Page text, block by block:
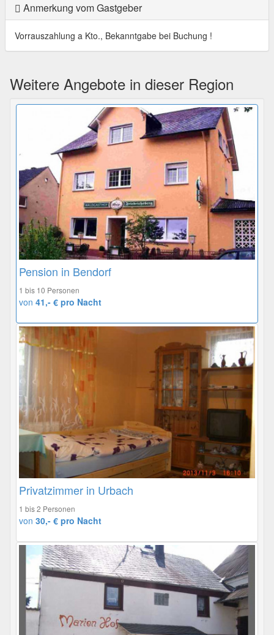
Anmerkung vom Gastgeber
Vorrauszahlung a Kto., Bekanntgabe bei Buchung !
Weitere Angebote in dieser Region
Pension in Bendorf
1 bis 10 Personen
von 41,- € pro Nacht
Privatzimmer in Urbach
1 bis 2 Personen
von 30,- € pro Nacht